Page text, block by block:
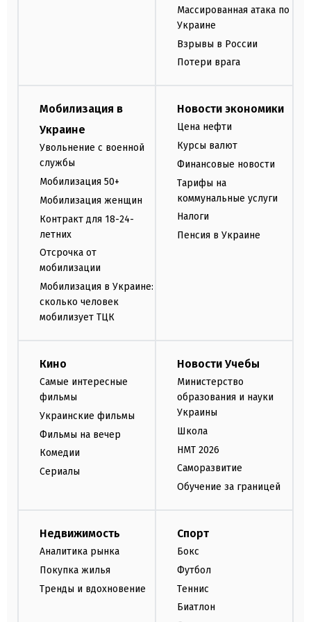
Массированная атака по
Украине
Взрывы в России
Потери врага
Мобилизация в
Украине
Увольнение с военной
службы
Мобилизация 50+
Мобилизация женщин
Контракт для 18-24-
летних
Отсрочка от
мобилизации
Мобилизация в Украине:
сколько человек
мобилизует ТЦК
Новости экономики
Цена нефти
Курсы валют
Финансовые новости
Тарифы на
коммунальные услуги
Налоги
Пенсия в Украине
Кино
Самые интересные
фильмы
Украинские фильмы
Фильмы на вечер
Комедии
Сериалы
Новости Учебы
Министерство
образования и науки
Украины
Школа
НМТ 2026
Саморазвитие
Обучение за границей
Недвижимость
Аналитика рынка
Покупка жилья
Тренды и вдохновение
Спорт
Бокс
Футбол
Теннис
Биатлон